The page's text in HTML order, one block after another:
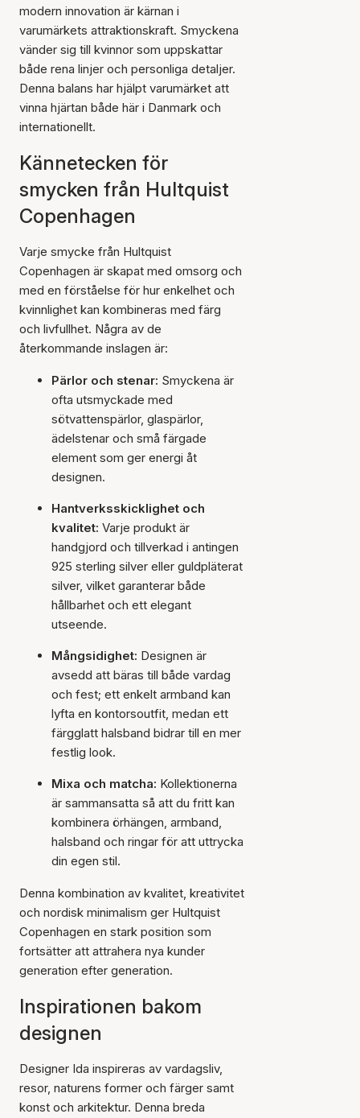
modern innovation är kärnan i
varumärkets attraktionskraft. Smyckena
vänder sig till kvinnor som uppskattar
både rena linjer och personliga detaljer.
Denna balans har hjälpt varumärket att
vinna hjärtan både här i Danmark och
internationellt.
Kännetecken för
smycken från Hultquist
Copenhagen
Varje smycke från Hultquist
Copenhagen är skapat med omsorg och
med en förståelse för hur enkelhet och
kvinnlighet kan kombineras med färg
och livfullhet. Några av de
återkommande inslagen är:
Pärlor och stenar: Smyckena är
ofta utsmyckade med
sötvattenspärlor, glaspärlor,
ädelstenar och små färgade
element som ger energi åt
designen.
Hantverksskicklighet och
kvalitet: Varje produkt är
handgjord och tillverkad i antingen
925 sterling silver eller guldpläterat
silver, vilket garanterar både
hållbarhet och ett elegant
utseende.
Mångsidighet: Designen är
avsedd att bäras till både vardag
och fest; ett enkelt armband kan
lyfta en kontorsoutfit, medan ett
färgglatt halsband bidrar till en mer
festlig look.
Mixa och matcha: Kollektionerna
är sammansatta så att du fritt kan
kombinera örhängen, armband,
halsband och ringar för att uttrycka
din egen stil.
Denna kombination av kvalitet, kreativitet
och nordisk minimalism ger Hultquist
Copenhagen en stark position som
fortsätter att attrahera nya kunder
generation efter generation.
Inspirationen bakom
designen
Designer Ida inspireras av vardagsliv,
resor, naturens former och färger samt
konst och arkitektur. Denna breda